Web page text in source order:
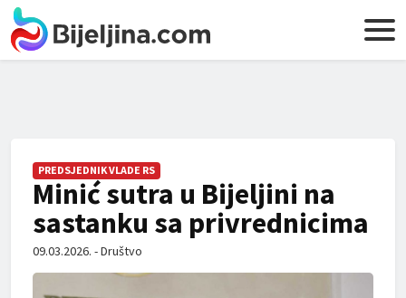
PREDSJEDNIK VLADE RS
Minić sutra u Bijeljini na
sastanku sa privrednicima
09.03.2026. - Društvo